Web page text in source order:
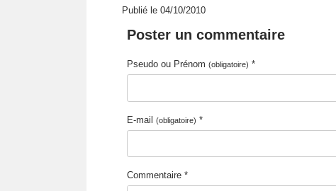
Publié le 04/10/2010
Poster un commentaire
Pseudo ou Prénom (obligatoire) *
E-mail (obligatoire) *
Commentaire *